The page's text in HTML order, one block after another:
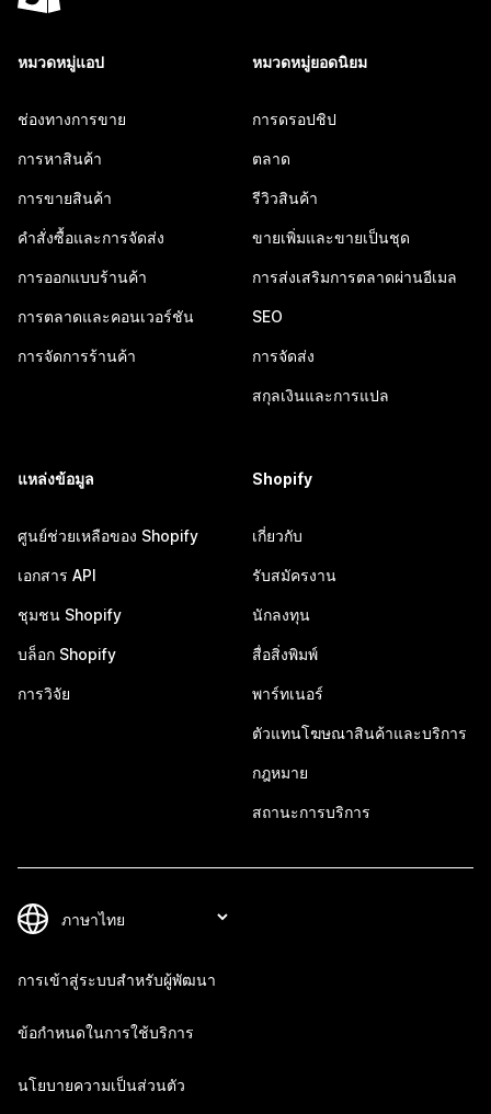
หมวดหมู่แอป
ช่องทางการขาย
การหาสินค้า
การขายสินค้า
คำสั่งซื้อและการจัดส่ง
การออกแบบร้านค้า
การตลาดและคอนเวอร์ชัน
การจัดการร้านค้า
หมวดหมู่ยอดนิยม
การดรอปชิป
ตลาด
รีวิวสินค้า
ขายเพิ่มและขายเป็นชุด
การส่งเสริมการตลาดผ่านอีเมล
SEO
การจัดส่ง
สกุลเงินและการแปล
แหล่งข้อมูล
ศูนย์ช่วยเหลือของ Shopify
เอกสาร API
ชุมชน Shopify
บล็อก Shopify
การวิจัย
Shopify
เกี่ยวกับ
รับสมัครงาน
นักลงทุน
สื่อสิ่งพิมพ์
พาร์ทเนอร์
ตัวแทนโฆษณาสินค้าและบริการ
กฎหมาย
สถานะการบริการ
การเข้าสู่ระบบสำหรับผู้พัฒนา
ข้อกำหนดในการใช้บริการ
นโยบายความเป็นส่วนตัว